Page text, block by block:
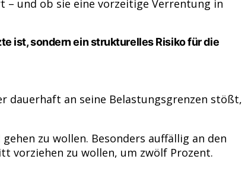
und ob sie eine vorzeitige Verrentung in
ist, sondern ein strukturelles Risiko für die
dauerhaft an seine Belastungsgrenzen stößt,
zu wollen. Besonders auffällig an den
vorziehen zu wollen, um zwölf Prozent.